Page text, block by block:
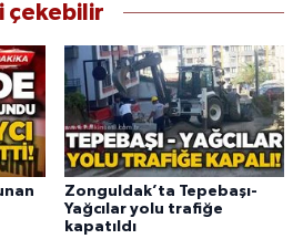
çekebilir
Zonguldak’ta Tepebaşı-
Yağcılar yolu trafiğe
kapatıldı